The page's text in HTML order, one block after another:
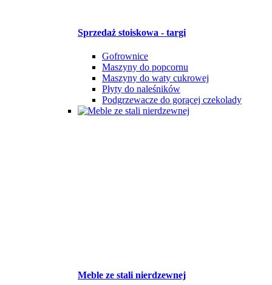
Sprzedaż stoiskowa - targi
Gofrownice
Maszyny do popcornu
Maszyny do waty cukrowej
Płyty do naleśników
Podgrzewacze do gorącej czekolady
Meble ze stali nierdzewnej